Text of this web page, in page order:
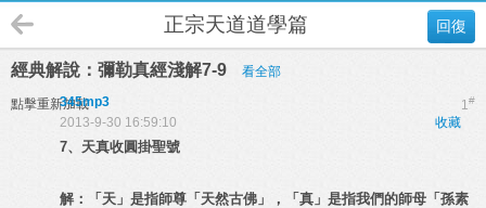
回復
正宗天道道學篇
經典解說：彌勒真經淺解7-9 看全部
點擊重新加載 1#
345mp3
收藏
2013-9-30 16:59:10
7、天真收圓掛聖號
解：「天」是指師尊「天然古佛」，「真」是指我們的師母「孫素